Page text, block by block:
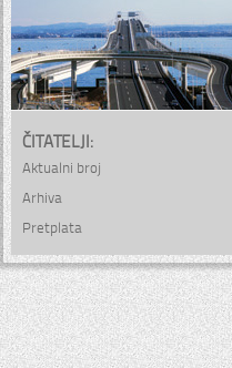
ČITATELJI:
Aktualni broj
Arhiva
Pretplata